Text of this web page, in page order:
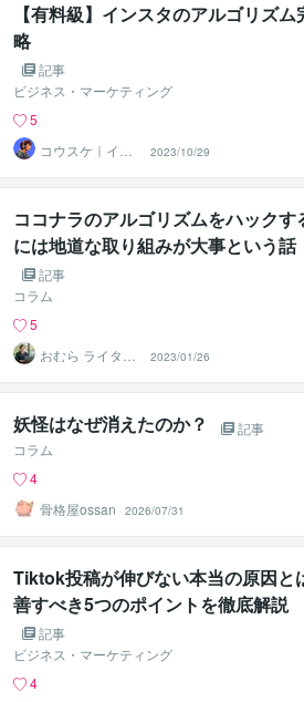
【有料級】インスタのアルゴリズム
略
記事
ビジネス・マーケティング
5
コウスケ｜イン
スタ×マーケでマ
ネタイズ術
2023/10/29
ココナラのアルゴリズムをハックす
には地道な取り組みが大事という話
記事
コラム
5
おむら ライター
＆行政書士
2023/01/26
妖怪はなぜ消えたのか？
記事
コラム
4
骨格屋ossan
2026/07/31
Tiktok投稿が伸びない本当の原因と
善すべき5つのポイントを徹底解説
記事
ビジネス・マーケティング
4